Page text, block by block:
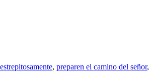
, preparen el camino del señor,